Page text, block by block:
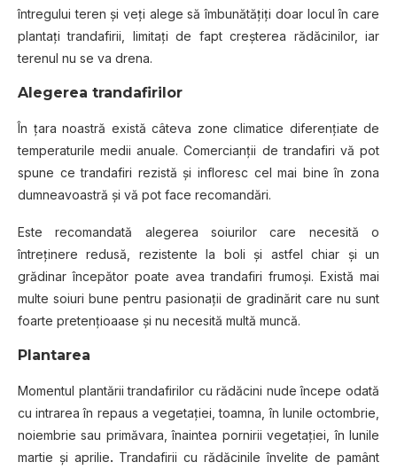
întregului teren şi veţi alege să îmbunătăţiţi doar locul în care
plantaţi trandafirii, limitaţi de fapt creşterea rădăcinilor, iar
terenul nu se va drena.
Alegerea trandafirilor
În ţara noastră există câteva zone climatice diferenţiate de
temperaturile medii anuale. Comercianţii de trandafiri vă pot
spune ce trandafiri rezistă şi infloresc cel mai bine în zona
dumneavoastră şi vă pot face recomandări.
Este recomandată alegerea soiurilor care necesită o
întreţinere redusă, rezistente la boli şi astfel chiar şi un
grădinar începător poate avea trandafiri frumoşi. Există mai
multe soiuri bune pentru pasionaţii de gradinărit care nu sunt
foarte pretenţioaase şi nu necesită multă muncă.
Plantarea
Momentul plantării trandafirilor cu rădăcini nude începe odată
cu intrarea în repaus a vegetaţiei, toamna, în lunile octombrie,
noiembrie sau primăvara, înaintea pornirii vegetaţiei, în lunile
martie şi aprilie. Trandafirii cu rădăcinile învelite de pamânt